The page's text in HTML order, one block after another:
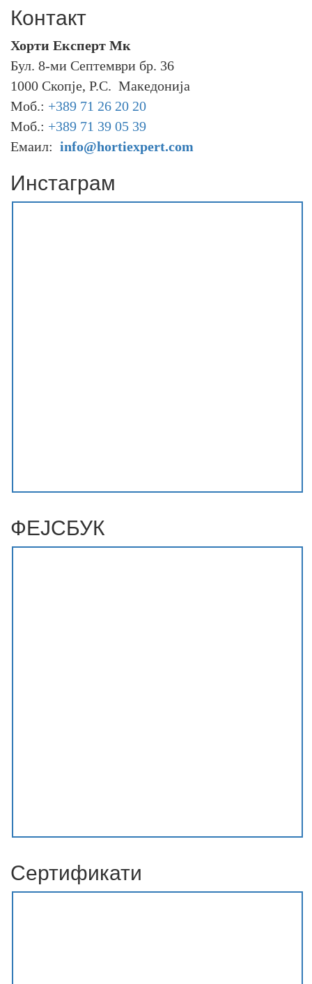
Контакт
Хорти Експерт Мк
Бул. 8-ми Септември бр. 36
1000 Скопје, Р.С. Македонија
Моб.: +389 71 26 20 20
Моб.: +389 71 39 05 39
Емаил: info@hortiexpert.com
Инстаграм
ФЕЈСБУК
Сертификати